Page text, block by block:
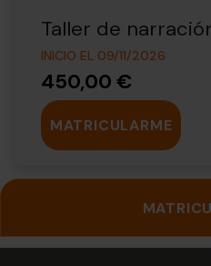
Taller de
INICIO EL 09/11/2026
450,00 €
MATRICULARME